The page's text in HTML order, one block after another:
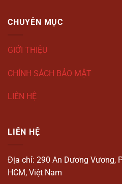
CHUYÊN MỤC
GIỚI THIỆU
CHÍNH SÁCH BẢO MẬT
LIÊN HỆ
LIÊN HỆ
Địa chỉ: 290 An Dương Vương,
HCM, Việt Nam